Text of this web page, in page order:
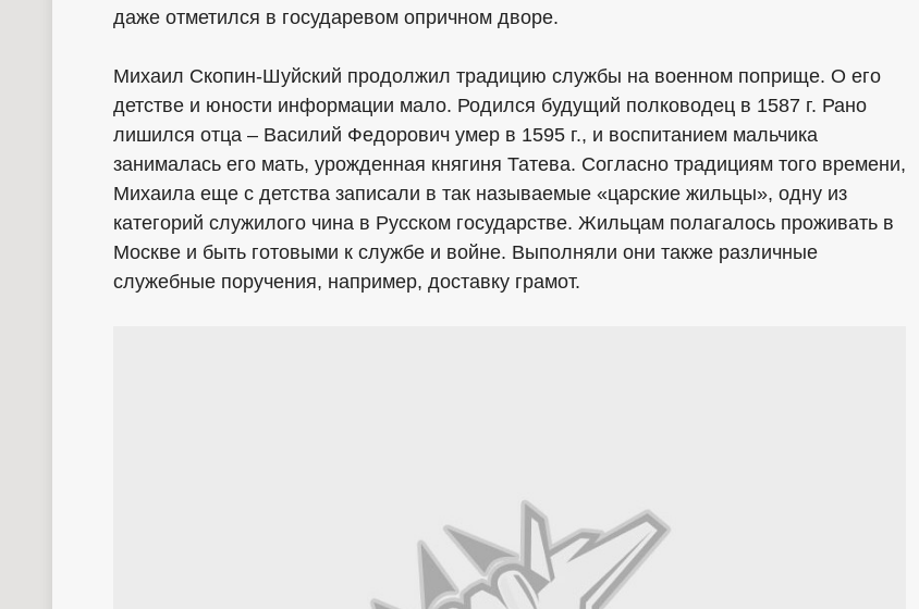
даже отметился в государевом опричном дворе.
Михаил Скопин-Шуйский продолжил традицию службы на военном поприще. О его
детстве и юности информации мало. Родился будущий полководец в 1587 г. Рано
лишился отца – Василий Федорович умер в 1595 г., и воспитанием мальчика
занималась его мать, урожденная княгиня Татева. Согласно традициям того времени,
Михаила еще с детства записали в так называемые «царские жильцы», одну из
категорий служилого чина в Русском государстве. Жильцам полагалось проживать в
Москве и быть готовыми к службе и войне. Выполняли они также различные
служебные поручения, например, доставку грамот.